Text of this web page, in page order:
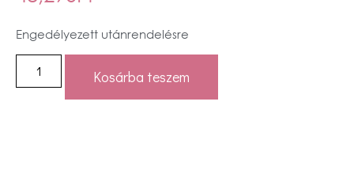
Engedélyezett utánrendelésre
Kosárba teszem